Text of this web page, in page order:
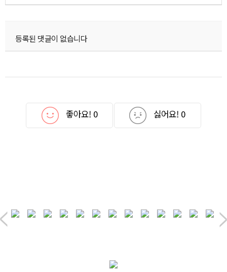
등록된 댓글이 없습니다
좋아요! 0 싫어요! 0